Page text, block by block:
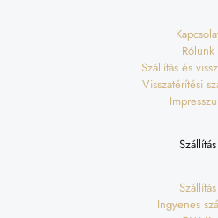
Rólunk
Szállítás és
Visszatérítési
Szállítás
Szállítás
Ingyenes